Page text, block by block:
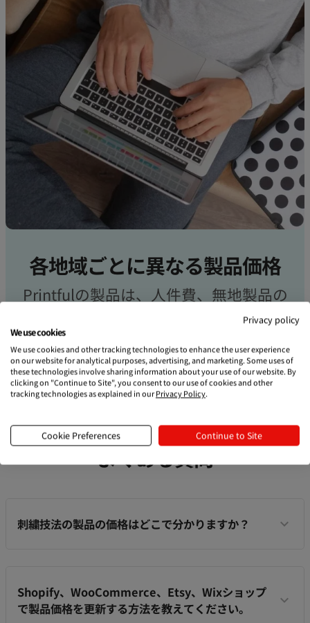
各地域ごとに異なる製品価格
Printfulの製品は、人件費、無地製品の
価格、運営費、またその地域における
通常の小売価格を考慮し、製造される
地域によって価格が異なります。
よくある質問
刺繍技法の製品の価格はどこで分かりますか？
Shopify、WooCommerce、Etsy、Wixショップ
で製品価格を更新する方法を教えてください。
Privacy policy
We use cookies
We use cookies and other tracking technologies to enhance the user experience
on our website for analytical purposes, advertising, and marketing. Some uses of
these technologies involve sharing information about your use of our website. By
clicking on "Continue to Site", you consent to our use of cookies and other
tracking technologies as explained in ourPrivacy Policy.
Cookie Preferences Continue to Site